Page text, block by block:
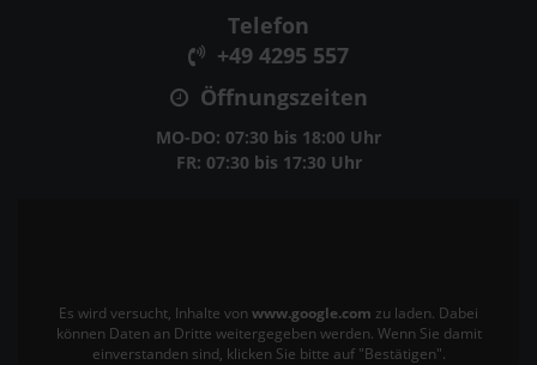
Telefon
+49 4295 557
Öffnungszeiten
MO-DO: 07:30 bis 18:00 Uhr
FR: 07:30 bis 17:30 Uhr
Es wird versucht, Inhalte von www.google.com zu laden. Dabei
können Daten an Dritte weitergegeben werden. Wenn Sie damit
einverstanden sind, klicken Sie bitte auf "Bestätigen".